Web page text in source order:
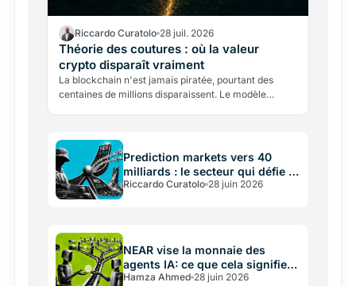
Riccardo Curatolo 28 juil. 2026
Théorie des coutures : où la valeur
crypto disparaît vraiment
La blockchain n'est jamais piratée, pourtant des
centaines de millions disparaissent. Le modèle
Prediction markets vers 40
milliards : le secteur qui défie le
marché baissier
Riccardo Curatolo 28 juin 2026
NEAR vise la monnaie des
agents IA: ce que cela signifie
vraiment
Hamza Ahmed 28 juin 2026